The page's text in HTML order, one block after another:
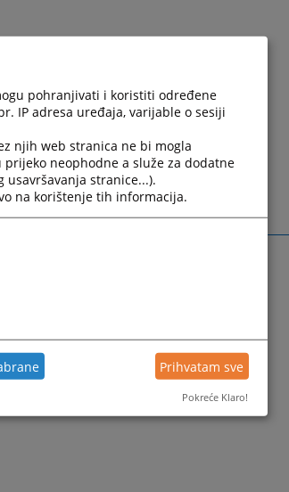
pohranjivati i koristiti određene
IP adresa uređaja, varijable o sesiji
njih web stranica ne bi mogla
neophodne a služe za dodatne
stranice...).
na korištenje tih informacija.
Prihvatam sve
Pokreće Klaro!